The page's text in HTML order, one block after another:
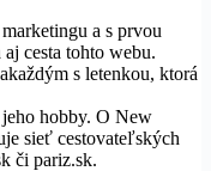
a s prvou
cesta tohto webu.
s letenkou, ktorá
hobby. O New
sieť cestovateľských
či pariz.sk.